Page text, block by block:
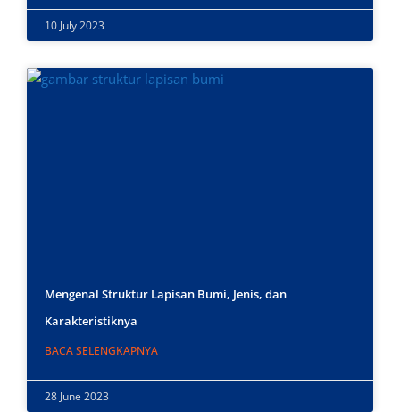
10 July 2023
Mengenal Struktur Lapisan Bumi, Jenis, dan
Karakteristiknya
BACA SELENGKAPNYA
28 June 2023